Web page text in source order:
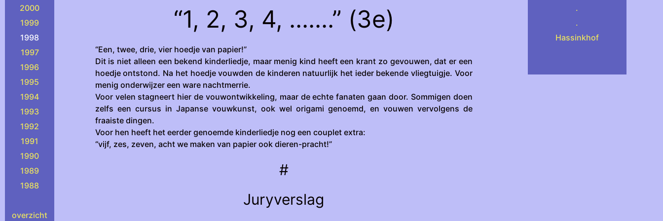
2000
1999
1998
1997
1996
1995
1994
1993
1992
1991
1990
1989
1988
overzicht
“1, 2, 3, 4, .......” (3e)
“Een, twee, drie, vier hoedje van papier!”
Dit is niet alleen een bekend kinderliedje, maar menig kind heeft een krant zo gevouwen, dat er een
hoedje ontstond. Na het hoedje vouwden de kinderen natuurlijk het ieder bekende vliegtuigje. Voor
menig onderwijzer een ware nachtmerrie.
Voor velen stagneert hier de vouwontwikkeling, maar de echte fanaten gaan door. Sommigen doen
zelfs een cursus in Japanse vouwkunst, ook wel origami genoemd, en vouwen vervolgens de
fraaiste dingen.
Voor hen heeft het eerder genoemde kinderliedje nog een couplet extra:
“vijf, zes, zeven, acht we maken van papier ook dieren-pracht!”
#
Juryverslag
.
.
Hassinkhof